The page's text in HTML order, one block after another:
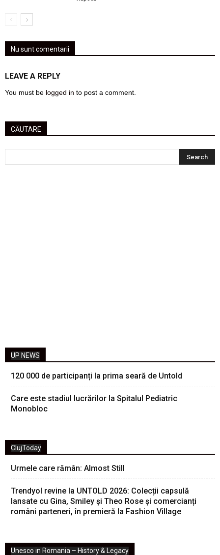
Nu sunt comentarii
LEAVE A REPLY
You must be logged in to post a comment.
CĂUTARE
UP NEWS
120 000 de participanți la prima seară de Untold
Care este stadiul lucrărilor la Spitalul Pediatric
Monobloc
ClujToday
Urmele care rămân: Almost Still
Trendyol revine la UNTOLD 2026: Colecții capsulă
lansate cu Gina, Smiley și Theo Rose și comercianți
români parteneri, în premieră la Fashion Village
Unesco in Romania – History & Legacy